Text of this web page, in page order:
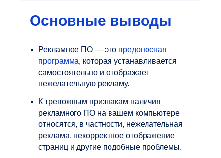
Основные выводы
Рекламное ПО — это вредоносная
программа, которая устанавливается
самостоятельно и отображает
нежелательную рекламу.
К тревожным признакам наличия
рекламного ПО на вашем компьютере
относятся, в частности, нежелательная
реклама, некорректное отображение
страниц и другие подобные проблемы.